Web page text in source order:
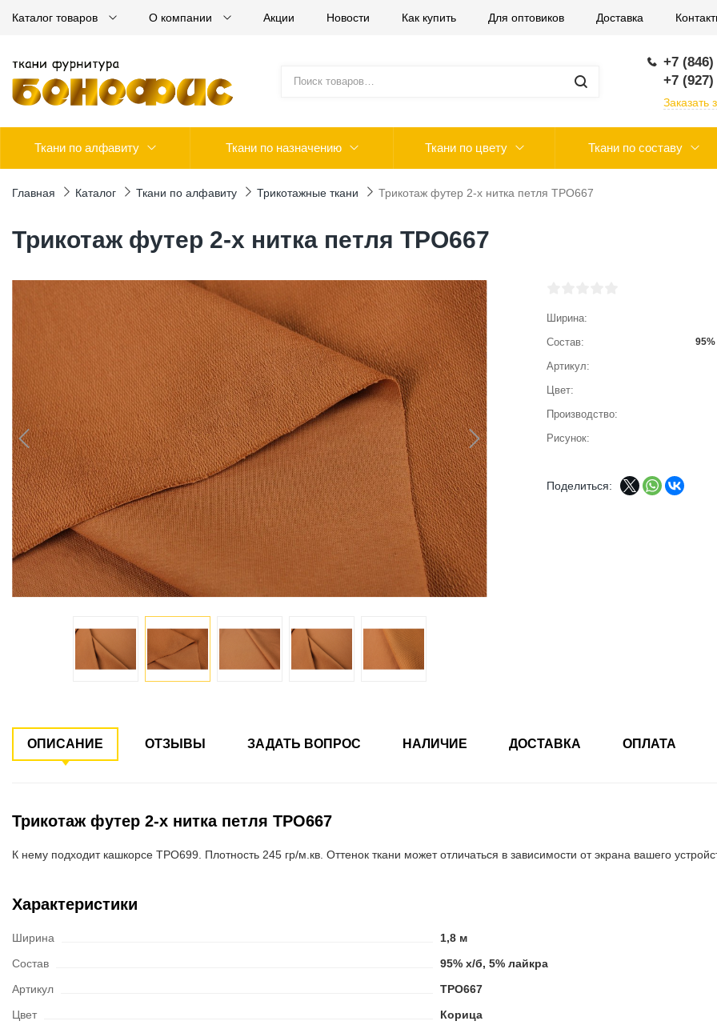
Каталог товаров О компании Акции Новости Как купить Для оптовиков Доставка
+7
+7
Заказать
Ткани по алфавиту Ткани по назначению Ткани по цвету Ткани по составу
Главная Каталог Ткани по алфавиту Трикотажные ткани Трикотаж футер 2-х нитка петля ТРО667
Трикотаж футер 2-х нитка петля ТРО667
Ширина
Состав
Артикул
Цвет
Производство
Рисунок
Поделиться:
ОПИСАНИЕ ОТЗЫВЫ ЗАДАТЬ ВОПРОС НАЛИЧИЕ ДОСТАВКА ОПЛАТА
Трикотаж футер 2-х нитка петля ТРО667
К нему подходит кашкорсе ТРО699. Плотность 245 гр/м.кв. Оттенок ткани может отличаться в зависимости от экрана вашего
Характеристики
Ширина
1,8 м
Состав
95% х/б, 5% лайкра
Артикул
ТРО667
Цвет
Корица